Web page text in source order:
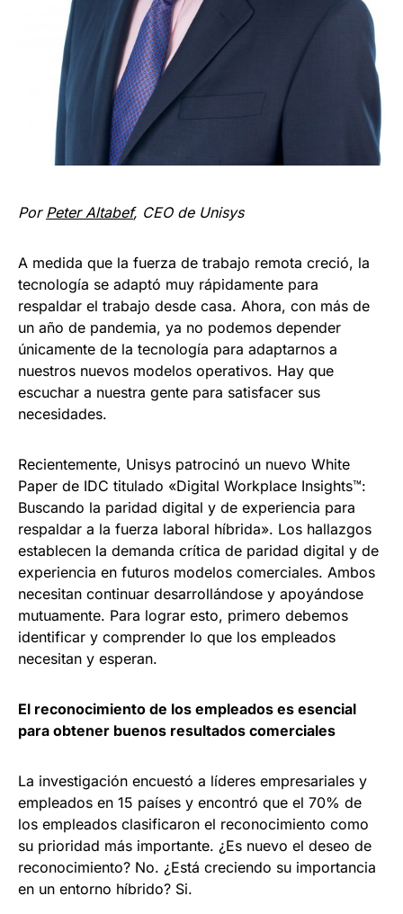
Por Peter Altabef, CEO de Unisys
A medida que la fuerza de trabajo remota creció, la
tecnología se adaptó muy rápidamente para
respaldar el trabajo desde casa. Ahora, con más de
un año de pandemia, ya no podemos depender
únicamente de la tecnología para adaptarnos a
nuestros nuevos modelos operativos. Hay que
escuchar a nuestra gente para satisfacer sus
necesidades.
Recientemente, Unisys patrocinó un nuevo White
Paper de IDC titulado «Digital Workplace Insights™:
Buscando la paridad digital y de experiencia para
respaldar a la fuerza laboral híbrida». Los hallazgos
establecen la demanda crítica de paridad digital y de
experiencia en futuros modelos comerciales. Ambos
necesitan continuar desarrollándose y apoyándose
mutuamente. Para lograr esto, primero debemos
identificar y comprender lo que los empleados
necesitan y esperan.
El reconocimiento de los empleados es esencial
para obtener buenos resultados comerciales
La investigación encuestó a líderes empresariales y
empleados en 15 países y encontró que el 70% de
los empleados clasificaron el reconocimiento como
su prioridad más importante. ¿Es nuevo el deseo de
reconocimiento? No. ¿Está creciendo su importancia
en un entorno híbrido? Si.